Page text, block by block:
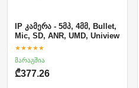
IP კამერა - 5მპ, 4მმ, Bullet,
Mic, SD, ANR, UMD, Uniview
★★★★★
მარაგშია
₾377.26